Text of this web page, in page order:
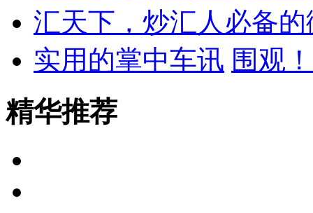
汇天下，炒汇人必备
实用的掌中车讯 围观
精华推荐